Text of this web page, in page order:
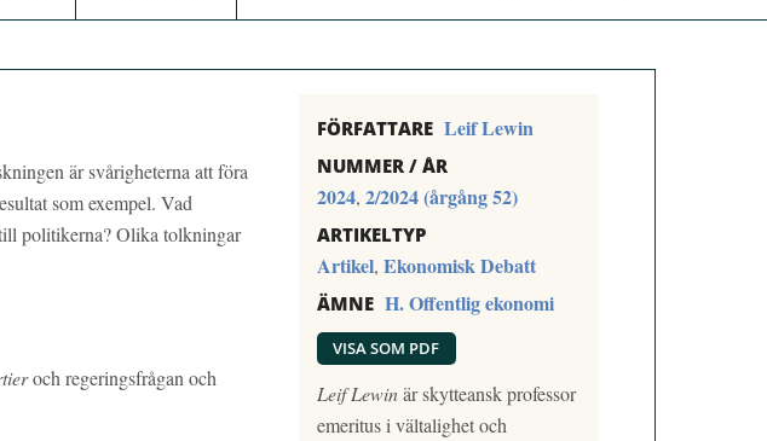
är svårigheterna att föra
som exempel. Vad
politikerna? Olika tolkningar
och regeringsfrågan och
FÖRFATTARE Leif Lewin
NUMMER / ÅR
2024, 2/2024 (årgång 52)
ARTIKELTYP
Artikel, Ekonomisk Debatt
ÄMNE H. Offentlig ekonomi
VISA SOM PDF
Leif Lewinär skytteansk professor
emeritus i vältalighet och